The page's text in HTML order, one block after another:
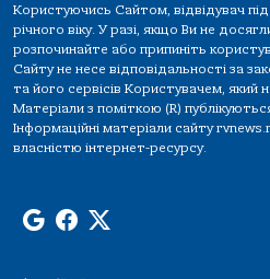
Користуючись Сайтом, відвідувач
річного віку. У разі, якщо Ви не
розпочинайте або припиніть
Сайту не несе відповідальності за
та його сервісів Користувачем, який
Матеріали з поміткою (R)
Інформаційні матеріали сайту
власністю інтернет-ресурсу.